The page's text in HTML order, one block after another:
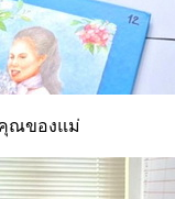
คุณของแม่